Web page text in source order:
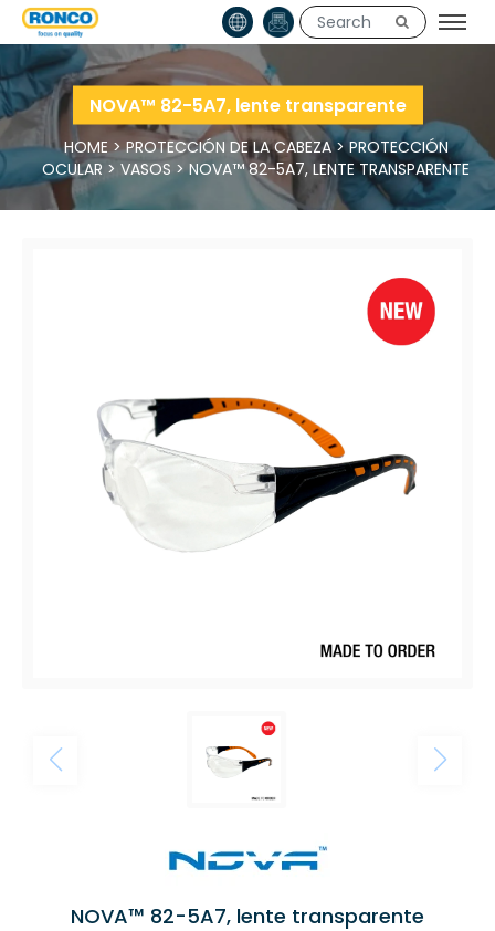
NOVA™ 82-5A7, lente transparente
HOME >PROTECCIÓN DE LA CABEZA>PROTECCIÓN
OCULAR > VASOS >NOVA™ 82-5A7, LENTE TRANSPARENTE
NOVA™ 82-5A7, lente transparente